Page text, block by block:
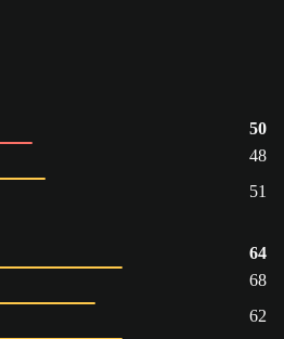
50
48
51
64
68
62